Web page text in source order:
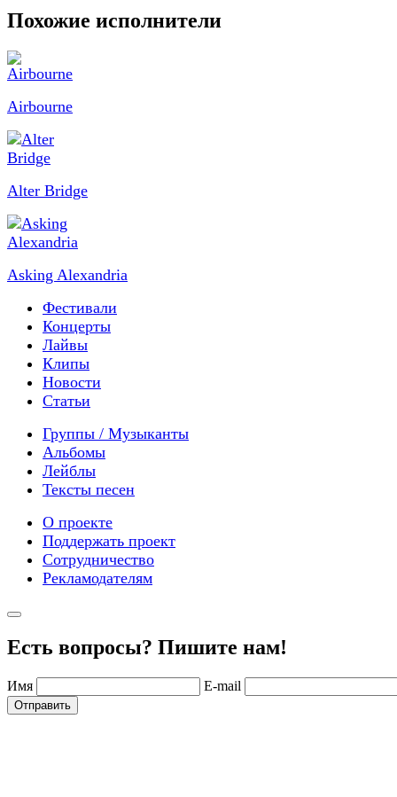
Похожие исполнители
Airbourne
Alter Bridge
Asking Alexandria
Фестивали
Концерты
Лайвы
Клипы
Новости
Статьи
Группы / Музыканты
Альбомы
Лейблы
Тексты песен
О проекте
Поддержать проект
Сотрудничество
Рекламодателям
Есть вопросы? Пишите нам!
Имя E-mail